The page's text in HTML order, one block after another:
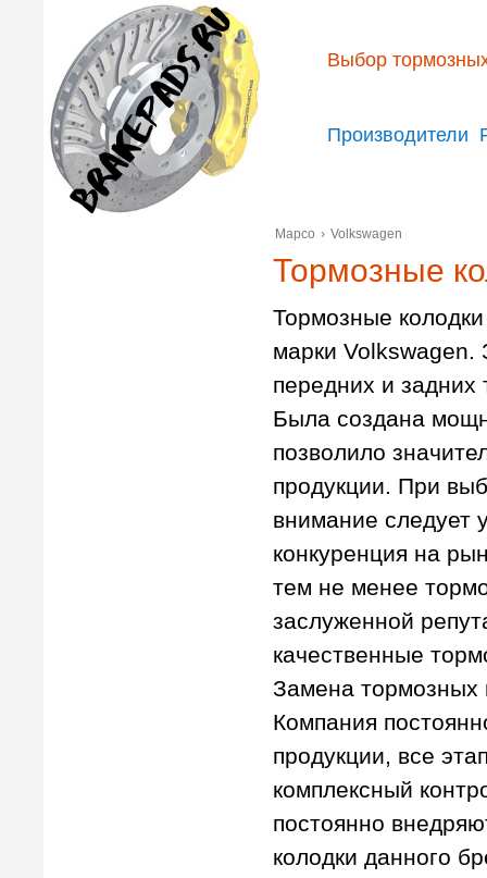
Выбор
Производители
Mapco › Volkswagen
Тормозные
Тормозные
марки Volkswagen.
передних и задних
Была создана
позволило
продукции. При
внимание следует
конкуренция на
тем не менее
заслуженной
качественные
Замена тормозных
Компания
продукции, все
комплексный
постоянно
колодки данного